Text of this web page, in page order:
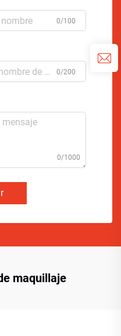
0/100
0/200
0/1000
maquillaje